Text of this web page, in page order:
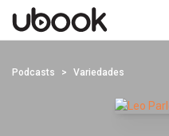
Podcasts Variedades